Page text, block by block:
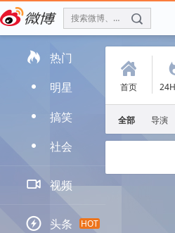
搜索微博、找人 f
 热门
D 明星
D 搞笑
D 社会
 视频
 头条 HOT
(
首页
全部 导演